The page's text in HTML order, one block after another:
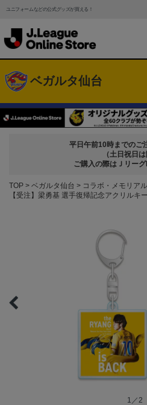
ユニフォームなどの公式グッズが買える！
ベガルタ仙台
平日午前10時までのご
（土日祝日は
ご購入の際はＪリーグ
TOP ベガルタ仙台
コラボ・メモリア
【受注】梁勇基 選手復帰記念アクリルキ
1／2